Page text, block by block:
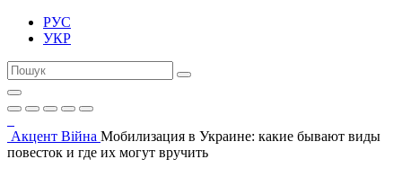
РУС
УКР
Акцент Війна Мобилизация в Украине: какие бывают виды
повесток и где их могут вручить